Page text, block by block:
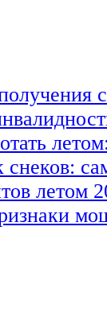
снеков:
летом